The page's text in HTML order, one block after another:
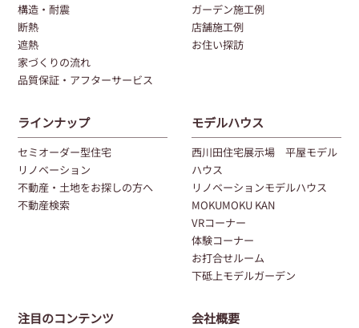
構造・耐震
断熱
遮熱
家づくりの流れ
品質保証・アフターサービス
ガーデン施工例
店舗施工例
お住い探訪
ラインナップ
セミオーダー型住宅
リノベーション
不動産・土地をお探しの方へ
不動産検索
モデルハウス
西川田住宅展示場 平屋モデル
ハウス
リノベーションモデルハウス
MOKUMOKU KAN
VRコーナー
体験コーナー
お打合せルーム
下砥上モデルガーデン
注目のコンテンツ 会社概要